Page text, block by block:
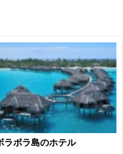
スしたフュージョン料
食など、レストランは
ニスコートにフィット
ています。
ラボラ島のホテル